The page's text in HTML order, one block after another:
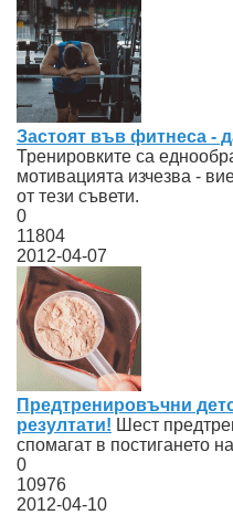
Застоят във фитнеса -
Тренировките са
мотивацията изчезва -
от тези съвети.
0
11804
2012-04-07
Предтренировъчни
резултати! Шест
спомагат в постигането
0
10976
2012-04-10